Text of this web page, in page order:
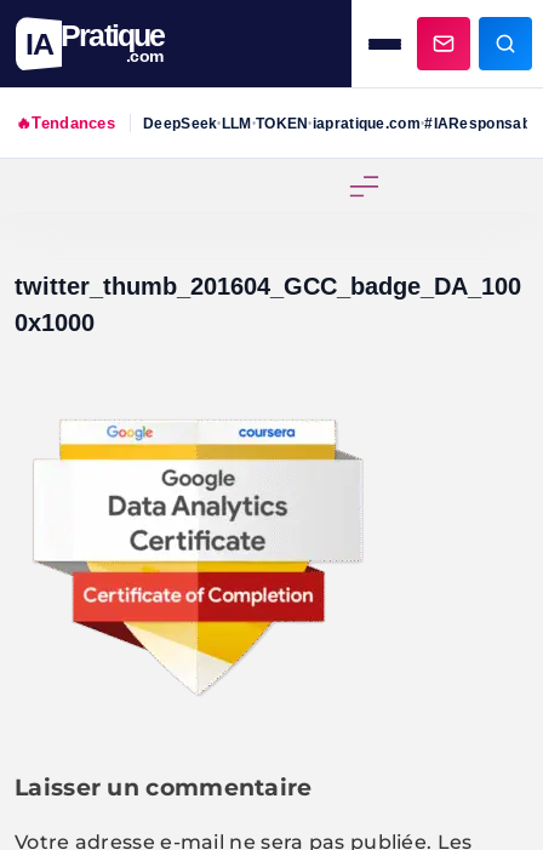
IA Pratique
.com
🔥Tendances DeepSeek•LLM•TOKEN•iapratique.com•#IAResponsable
twitter_thumb_201604_GCC_badge_DA_100
0x1000
Laisser un commentaire
Votre adresse e-mail ne sera pas publiée. Les